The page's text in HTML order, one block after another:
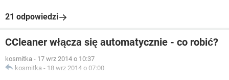
21 odpowiedzi
CCleaner włącza się automatycznie - co robić?
kosmitka - 17 wrz 2014 o 10:37
kosmitka - 18 wrz 2014 o 07:00